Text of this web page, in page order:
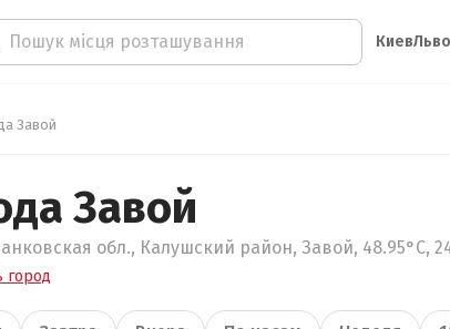
Киев
Завой
Завой
обл., Калушский район, Завой, 48.95°С,
город